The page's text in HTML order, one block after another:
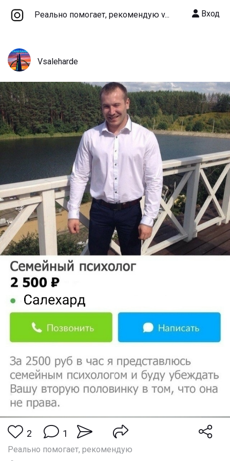
Реально помогает, рекомендую v... Вход
Vsaleharde
2 1
Реально помогает, рекомендую